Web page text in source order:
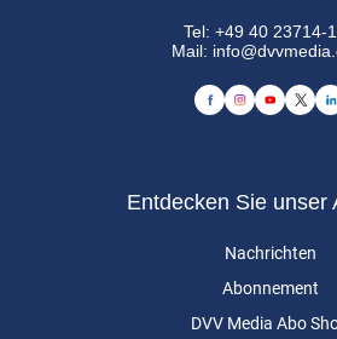
Tel:+49 40 23714-
Mail:
Entdecken Sie unser
Nachrichten
Abonnement
DVV Media Abo